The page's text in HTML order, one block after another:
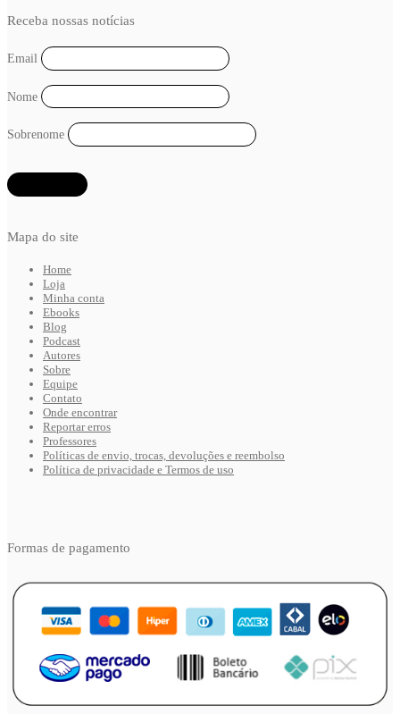
Mapa do site
Home
Loja
Minha conta
Ebooks
Blog
Podcast
Autores
Sobre
Equipe
Contato
Onde encontrar
Reportar erros
Professores
Políticas de envio, trocas, devoluções e reembolso
Política de privacidade e Termos de uso
Receba nossas notícias
Email
Nome
Sobrenome
Formas de pagamento